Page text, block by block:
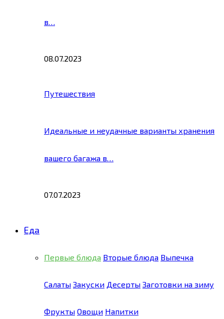
в…
08.07.2023
Путешествия
Идеальные и неудачные варианты хранения
вашего багажа в…
07.07.2023
Еда
Первые блюда Вторые блюда Выпечка
Салаты Закуски Десерты Заготовки на зиму
Фрукты Овощи Напитки